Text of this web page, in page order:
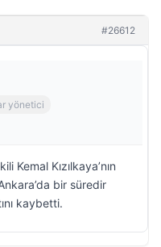
#26612
yönetici
Kemal Kızılkaya’nın
bir süredir
kaybetti.